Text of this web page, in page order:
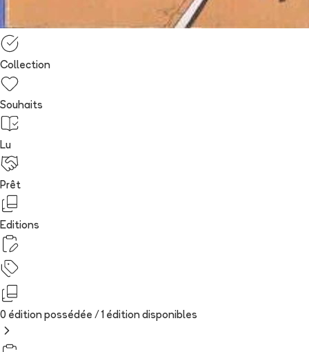
Collection
Souhaits
Lu
Prêt
Editions
0 édition possédée / 1 édition disponibles